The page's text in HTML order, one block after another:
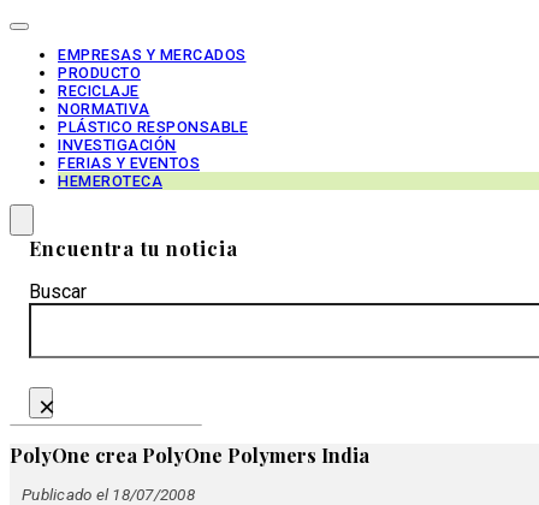
EMPRESAS Y MERCADOS
PRODUCTO
RECICLAJE
NORMATIVA
PLÁSTICO RESPONSABLE
INVESTIGACIÓN
FERIAS Y EVENTOS
HEMEROTECA
Encuentra tu noticia
Buscar
×
PolyOne crea PolyOne Polymers India
Publicado el 18/07/2008